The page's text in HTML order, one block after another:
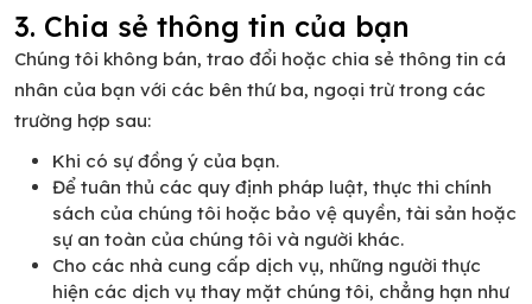
3. Chia sẻ thông tin của bạn
Chúng tôi không bán, trao đổi hoặc chia sẻ thông tin cá
nhân của bạn với các bên thứ ba, ngoại trừ trong các
trường hợp sau:
Khi có sự đồng ý của bạn.
Để tuân thủ các quy định pháp luật, thực thi chính
sách của chúng tôi hoặc bảo vệ quyền, tài sản hoặc
sự an toàn của chúng tôi và người khác.
Cho các nhà cung cấp dịch vụ, những người thực
hiện các dịch vụ thay mặt chúng tôi, chẳng hạn như